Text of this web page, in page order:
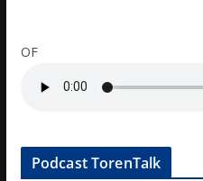
OF
Podcast TorenTalk